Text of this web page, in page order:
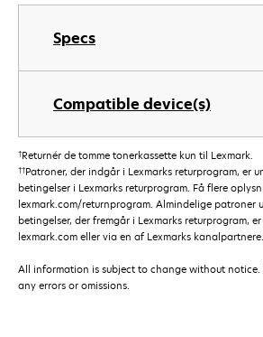
Specs
Compatible device(s)
†Returnér de tomme tonerkassette kun til Lexmark.
††Patroner, der indgår i Lexmarks returprogram, er
betingelser i Lexmarks returprogram. Få flere
lexmark.com/returnprogram. Almindelige patroner
betingelser, der fremgår i Lexmarks returprogram,
lexmark.com eller via en af Lexmarks kanalpartnere.
All information is subject to change without
any errors or omissions.